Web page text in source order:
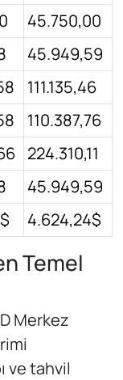
45.750,00
45.949,59
111.135,46
110.387,76
224.310,11
45.949,59
4.624,24$
Temel
Merkez
ve tahvil